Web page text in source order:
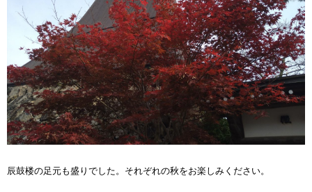
辰鼓楼の足元も盛りでした。それぞれの秋をお楽しみください。